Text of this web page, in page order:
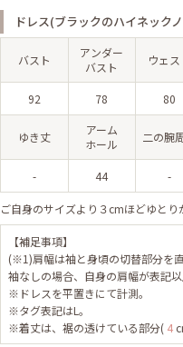
ドレス(ブラックのハイネック
バスト
アンダー
バスト
ウェス
92 78 80
ゆき丈
アーム
ホール
二の腕
- 44 -
ご自身のサイズより３cmほどゆとり
【補足事項】
(※1)肩幅は袖と身頃の切替部分を直
袖なしの場合、自身の肩幅が表記以
※ドレスを平置きにて計測。
※タグ表記はL。
※着丈は、裾の透けている部分( 4